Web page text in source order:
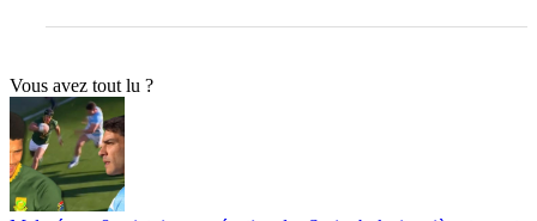
Vous avez tout lu ?